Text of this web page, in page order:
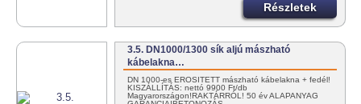
Részletek
3.5. DN1000/1300 sík aljú mászható
kábelakna…
DN 1000-es ERŐSÍTETT mászható kábelakna + fedél!
KISZÁLLÍTÁS: nettó 9900 Ft/db
Magyarországon!RAKTÁRRÓL! 50 év ALAPANYAG